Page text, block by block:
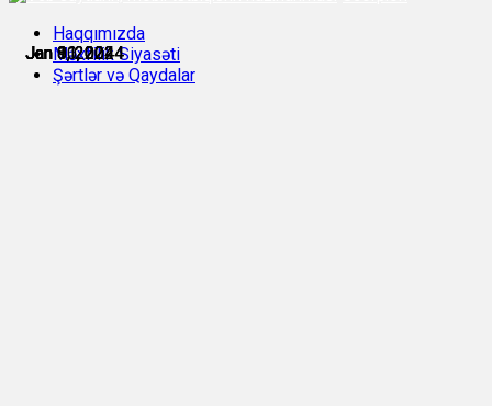
Jan 8, 2024
Jan 8, 2024
Jan 9, 2024
Jan 10, 2024
Jan 11, 2024
Jan 11, 2024
Haqqımızda
Məxfilik Siyasəti
Şərtlər və Qaydalar